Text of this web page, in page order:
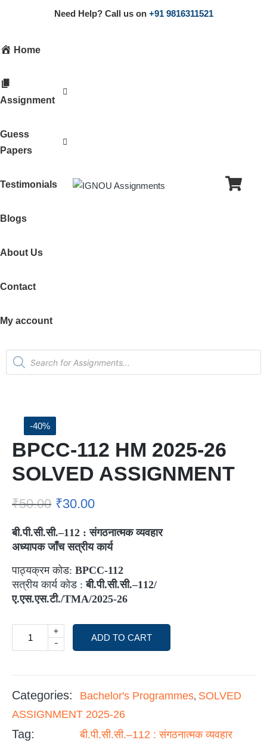
Need Help? Call us on +91 9816311521
Home
Assignment
Guess
Papers
Testimonials
Blogs
About Us
Contact
My account
-40%
BPCC-112 HM 2025-26
SOLVED ASSIGNMENT
₹50.00 ₹30.00
बी.पी.सी.सी.–112 :संगठनात्मक व्यवहार
अध्यापक जाँच सत्रीय कार्य
पाठ्यक्रम कोड: BPCC-112
सत्रीय कार्य कोड :बी.पी.सी.सी.–112/
ए.एस.एस.टी./TMA/2025-26
-
+
ADD TO CART
Categories: Bachelor's Programmes, SOLVED
ASSIGNMENT 2025-26
Tag:
बी.पी.सी.सी.–112 : संगठनात्मक व्यवहार